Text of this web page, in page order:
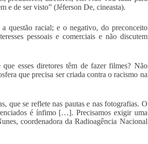
e de ser visto” (Jéferson De, cineasta).
questão racial; e o negativo, do preconceito
pessoais e comerciais e não discutem
esses diretores têm de fazer filmes? Não
que precisa ser criada contra o racismo na
que se reflete nas pautas e nas fotografias. O
é ínfimo […]. Precisamos exigir uma
coordenadora da Radioagência Nacional